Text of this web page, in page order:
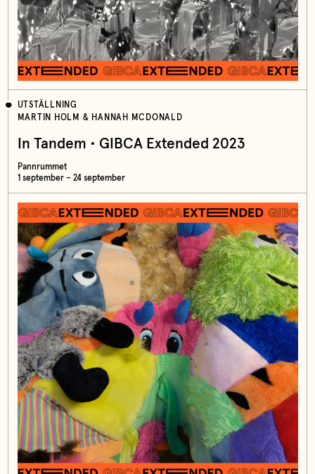
UTSTÄLLNING
MARTIN HOLM & HANNAH MCDONALD
In Tandem • GIBCA Extended 2023
Pannrummet
1 september – 24 september